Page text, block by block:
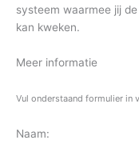
systeem waarmee jij
kan kweken.
Meer informatie
Vul onderstaand formulier in
Naam: